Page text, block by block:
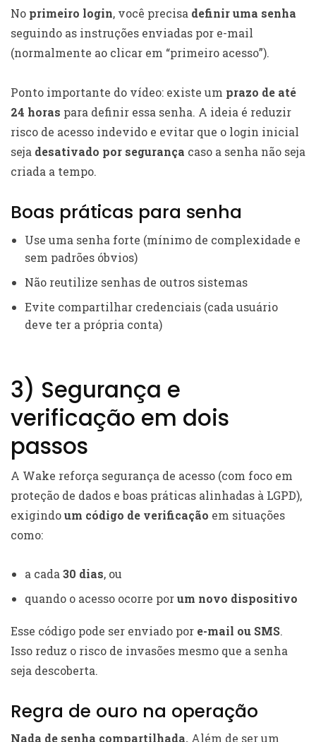
No primeiro login, você precisa definir uma senha
seguindo as instruções enviadas por e-mail
(normalmente ao clicar em “primeiro acesso”).
Ponto importante do vídeo: existe um prazo de até
24 horas para definir essa senha. A ideia é reduzir
risco de acesso indevido e evitar que o login inicial
seja desativado por segurança caso a senha não seja
criada a tempo.
Boas práticas para senha
Use uma senha forte (mínimo de complexidade e
sem padrões óbvios)
Não reutilize senhas de outros sistemas
Evite compartilhar credenciais (cada usuário
deve ter a própria conta)
3) Segurança e
verificação em dois
passos
A Wake reforça segurança de acesso (com foco em
proteção de dados e boas práticas alinhadas à LGPD),
exigindoum código de verificação em situações
como:
a cada 30 dias, ou
quando o acesso ocorre porum novo dispositivo
Esse código pode ser enviado por e-mail ou SMS.
Isso reduz o risco de invasões mesmo que a senha
seja descoberta.
Regra de ouro na operação
Nada de senha compartilhada. Além de ser um